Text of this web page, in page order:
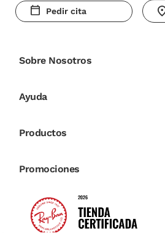
Pedir cita
Sobre Nosotros
Ayuda
Productos
Promociones